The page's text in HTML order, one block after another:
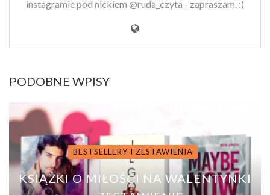
instagramie pod nickiem @ruda_czyta - zapraszam. :)
PODOBNE WPISY
BESTSELLERY I ZESTAWIENIA
KSIĄŻKI O MIŁOŚCI NA WALENTYNKI